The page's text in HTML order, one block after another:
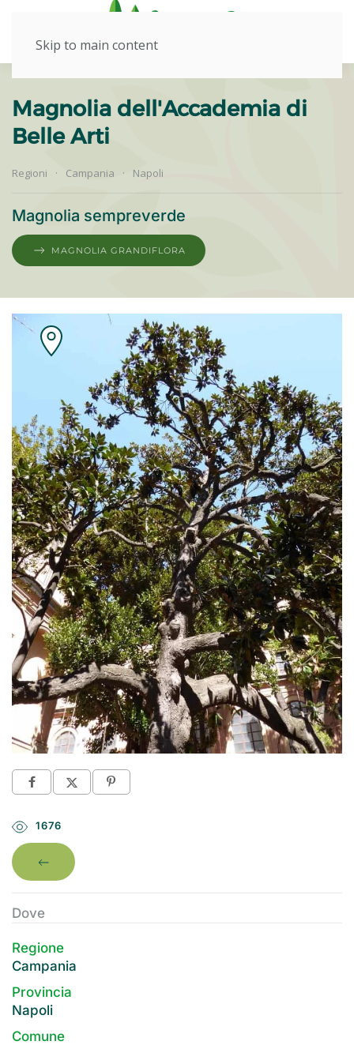
Skip to main content
Magnolia dell'Accademia di
Belle Arti
Regioni Campania Napoli
Magnolia sempreverde
MAGNOLIA GRANDIFLORA
1676
Dove
Regione
Campania
Provincia
Napoli
Comune